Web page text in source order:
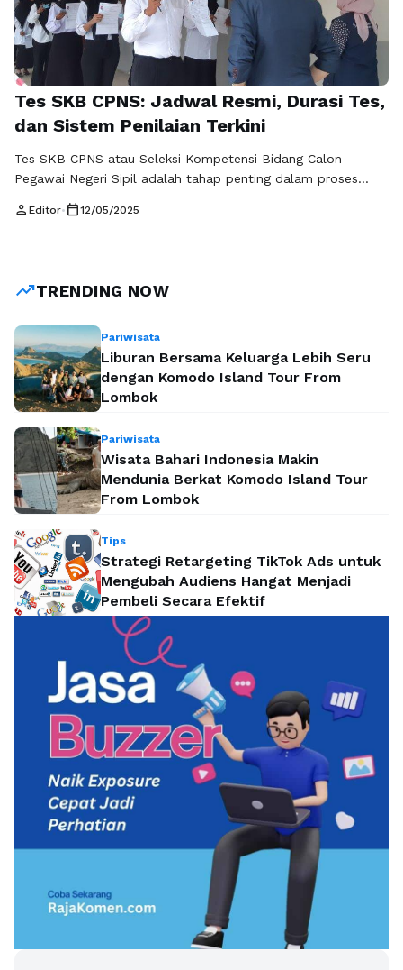
Tes SKB CPNS: Jadwal Resmi, Durasi Tes,
dan Sistem Penilaian Terkini
Tes SKB CPNS atau Seleksi Kompetensi Bidang Calon
Pegawai Negeri Sipil adalah tahap penting dalam proses
Seleksi Kompetensi Dasar (SKD), peserta yang memenuhi
Selengkapnya
person Editor• calendar_today12/05/2025
trending_upTRENDING NOW
Pariwisata
Liburan Bersama Keluarga Lebih Seru
dengan Komodo Island Tour From
Lombok
Pariwisata
Wisata Bahari Indonesia Makin
Mendunia Berkat Komodo Island Tour
From Lombok
Tips
Strategi Retargeting TikTok Ads untuk
Mengubah Audiens Hangat Menjadi
Pembeli Secara Efektif